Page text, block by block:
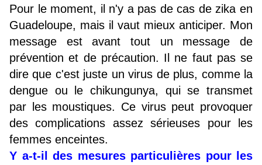
Pour le moment, il n'y a pas de cas de zika en
Guadeloupe, mais il vaut mieux anticiper. Mon
message est avant tout un message de
prévention et de précaution. Il ne faut pas se
dire que c'est juste un virus de plus, comme la
dengue ou le chikungunya, qui se transmet
par les moustiques. Ce virus peut provoquer
des complications assez sérieuses pour les
femmes enceintes.
Y a-t-il des mesures particulières pour les